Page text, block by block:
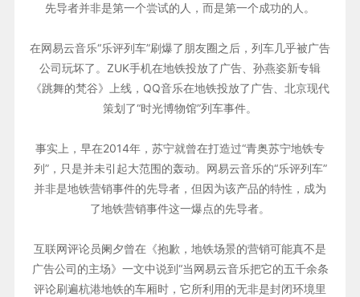
先导者并非是第一个尝试的人，而是第一个成功的人。
在网易云音乐“乐评列车”刷爆了朋友圈之后，列车几乎被广告
公司玩坏了。ZUK手机在地铁投放了广告、孙燕姿新专辑
《跳舞的梵谷》上线，QQ音乐在地铁投放了广告、北京现代
策划了“时光博物馆”列车事件。
事实上，早在2014年，苏宁就曾在打造过“青奥苏宁地铁专
列”，只是并未引起大范围的轰动。网易云音乐的“乐评列车”
并非是地铁营销事件的先导者，但因为该产品的特性，成为
了地铁营销事件这一爆点的先导者。
互联网评论员阑夕曾在《抱歉，地铁场景的营销可能真不是
广告公司的主场》一文中说到“当网易云音乐把它的五千余条
评论刷遍杭港地铁的车厢时，它所利用的无非是封闭环境里